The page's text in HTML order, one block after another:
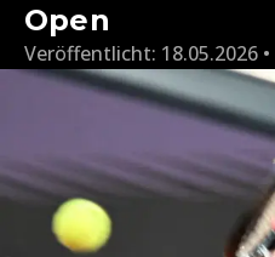
Open
Veröffentlicht: 18.05.2026